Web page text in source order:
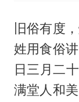
旧俗有度
姓用食俗
日三月二
满堂人和